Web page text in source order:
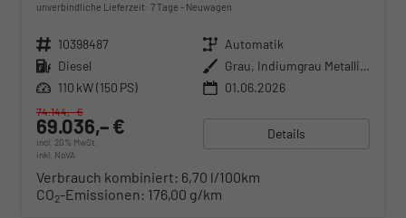
unverbindliche Lieferzeit: 7 Tage Neuwagen
Fahrzeugnr. 10398487 Getriebe Automatik
Kraftstoff Diesel Außenfarbe
Grau, Indiumgrau Metallic (X3)
Leistung 110 kW (150 PS) 01.06.2026
69.036,– €
incl. 20% MwSt.
inkl. NoVA
74.144,– €
Details
Verbrauch kombiniert: 6,70 l/100km
CO2-Emissionen: 176,00 g/km